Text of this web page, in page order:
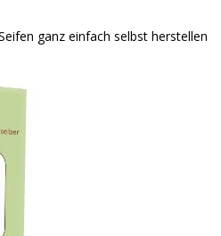
ganz einfach selbst herstellen